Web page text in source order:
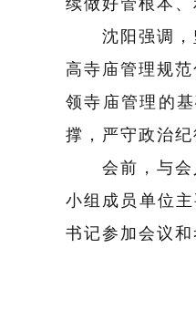
沈阳强调，
高寺庙管理规
领寺庙管理的
撑，严守政治
会前，与会人
小组成员单位
书记参加会议和